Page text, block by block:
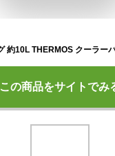
この商品をサイトでみ